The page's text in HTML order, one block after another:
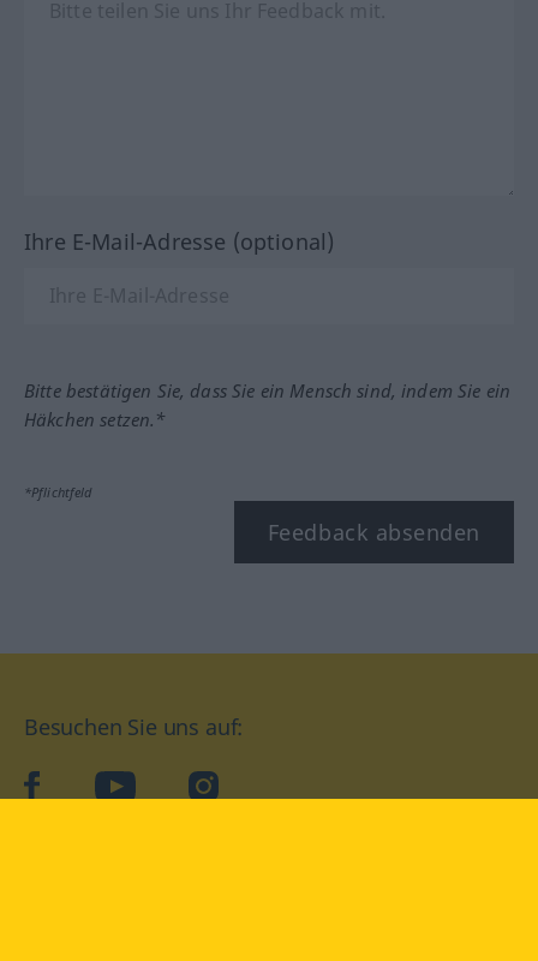
Ihre E-Mail-Adresse (optional)
Bitte bestätigen Sie, dass Sie ein Mensch sind, indem Sie ein
Häkchen setzen.*
*Pflichtfeld
Feedback absenden
Besuchen Sie uns auf:
facebookYouTube Instagram